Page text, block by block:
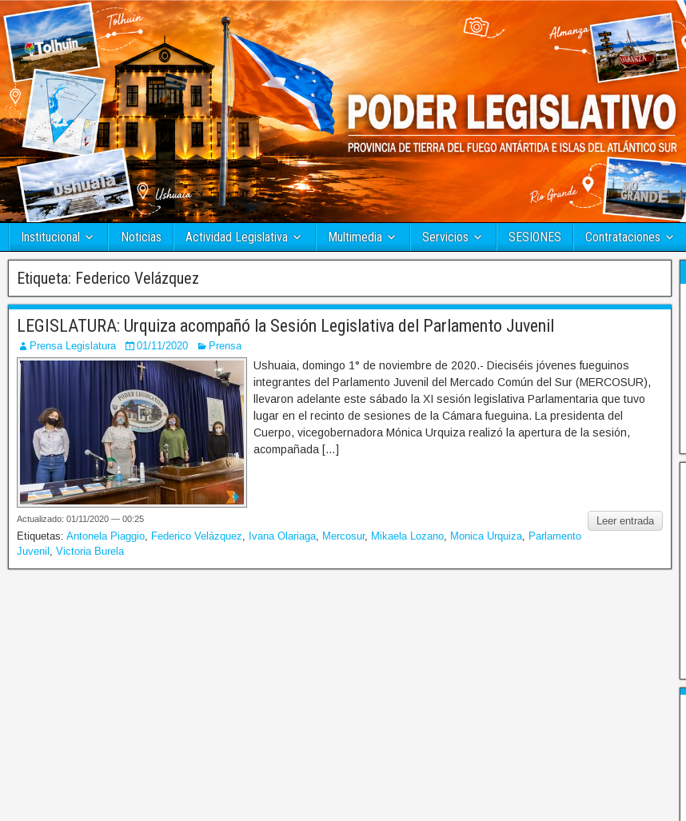
Institucional Noticias Actividad Legislativa Multimedia Servicios SESIONES Contrataciones
Etiqueta: Federico Velázquez
LEGISLATURA: Urquiza acompañó la Sesión Legislativa del Parlamento Juvenil
Prensa Legislatura 01/11/2020 Prensa
Ushuaia, domingo 1° de noviembre de 2020.- Dieciséis jóvenes fueguinos
integrantes del Parlamento Juvenil del Mercado Común del Sur (MERCOSUR),
llevaron adelante este sábado la XI sesión legislativa Parlamentaria que tuvo
lugar en el recinto de sesiones de la Cámara fueguina. La presidenta del
Cuerpo, vicegobernadora Mónica Urquiza realizó la apertura de la sesión,
acompañada […]
Leer entrada
Actualizado: 01/11/2020 — 00:25
Etiquetas: Antonela Piaggio, Federico Velázquez, Ivana Olariaga, Mercosur, Mikaela Lozano, Monica Urquiza, Parlamento
Juvenil , Victoria Burela